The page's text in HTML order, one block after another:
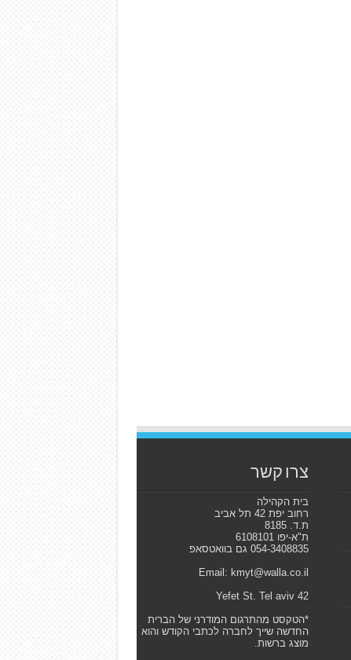
צרו קשר
בית הקהילה
רחוב יפת 42 תל אביב
ת.ד. 8185
ת"א-יפו 6108101
054-3408835 גם בוואטסאפ
Email: kmyt@walla.co.il
42 Yefet St. Tel aviv
*הטקסט מהתרגום המודרני של הברית
החדשה שייך לחברה לכתבי הקודש והוא
מוצג ברשות.